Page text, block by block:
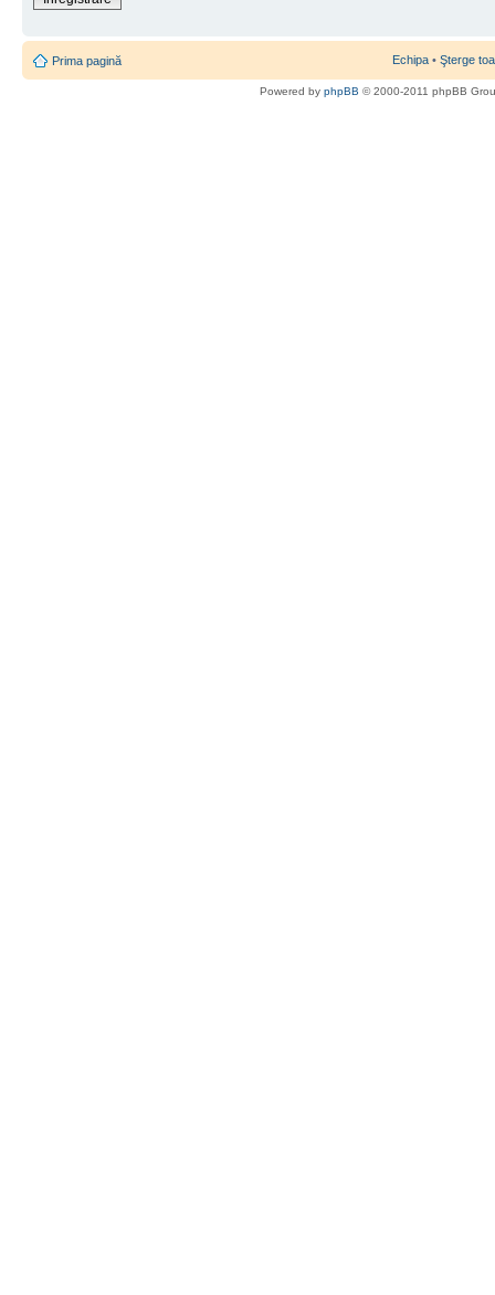
Prima pagină Echipa • Şterge
Powered by phpBB © 2000-2011 phpBB